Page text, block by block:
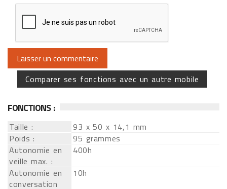
Comparer ses fonctions avec un autre mobile
FONCTIONS :
Taille :
93 x 50 x 14,1 mm
Poids :
95 grammes
Autonomie en
veille max. :
400h
Autonomie en
conversation
10h